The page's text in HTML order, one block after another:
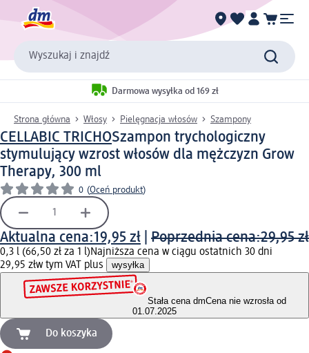
Wyszukaj i znajdź
Darmowa wysyłka od 169 zł
Strona główna Włosy Pielęgnacja włosów Szampony
CELLABIC TRICHOSzampon trychologiczny
stymulujący wzrost włosów dla mężczyzn Grow
Therapy, 300 ml
0 (Oceń produkt)
Aktualna cena:19,95 zł Poprzednia cena:29,95 zł
0,3 l (66,50 zł za 1 l)Najniższa cena w ciągu ostatnich 30 dni
29,95 złw tym VAT plus wysyłka
Stała cena dmCena nie wzrosła od
01.07.2025
Do koszyka